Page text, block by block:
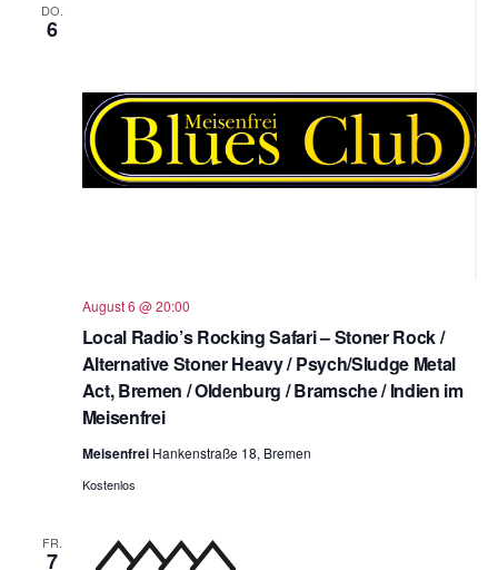
DO.
6
Local Radio’s Rocking Safari – Stoner Rock /
Alternative Stoner Heavy / Psych/Sludge Metal
Act, Bremen / Oldenburg / Bramsche / Indien im
Meisenfrei
August 6 @ 20:00
Meisenfrei Hankenstraße 18, Bremen
Kostenlos
FR.
7